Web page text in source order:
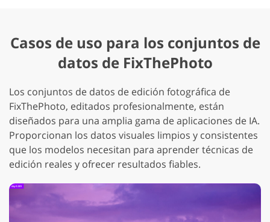
Casos de uso para los conjuntos de
datos de FixThePhoto
Los conjuntos de datos de edición fotográfica de
FixThePhoto, editados profesionalmente, están
diseñados para una amplia gama de aplicaciones de IA.
Proporcionan los datos visuales limpios y consistentes
que los modelos necesitan para aprender técnicas de
edición reales y ofrecer resultados fiables.